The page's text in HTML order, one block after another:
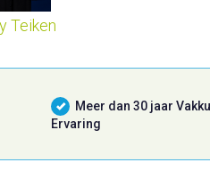
Teiken
Meer dan 30 jaar
Ervaring